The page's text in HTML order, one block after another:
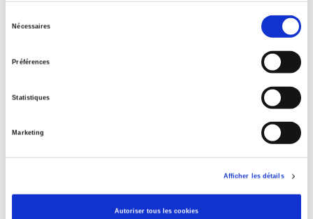
Nécessaires
Préférences
Statistiques
Marketing
Afficher les détails
Autoriser tous les cookies
Spécifications
Éditeur
Auteur
Académique
français